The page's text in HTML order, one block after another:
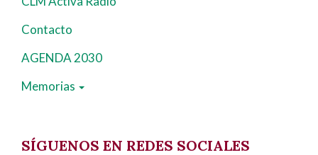
Contacto
AGENDA 2030
Memorias
SÍGUENOS EN REDES SOCIALES